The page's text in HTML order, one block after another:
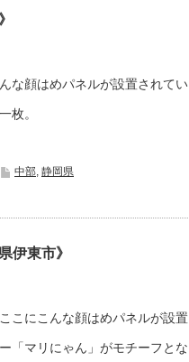
な顔はめパネルが設置されてい
枚。
中部, 静岡県
伊東市》
こにこんな顔はめパネルが設置
「マリにゃん」がモチーフとな